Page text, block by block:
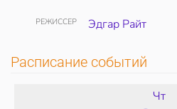
РЕЖИССЕР Эдгар Райт
Расписание событий
Чт